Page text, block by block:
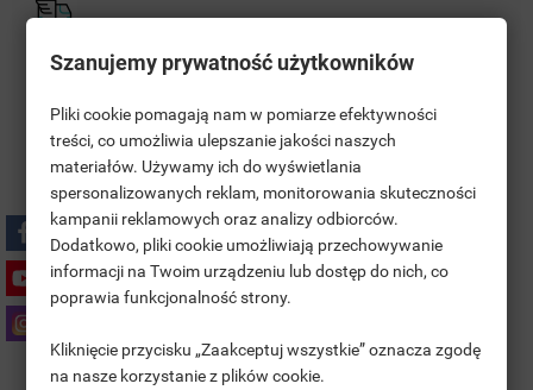
Polityka bezpieczeństwa
Zasady dostawy
Zasady zwrotu
MOJE LISTY ŻYCZEŃ
((TITLE))
((LABEL))
((CANCELTEXT))
SIGN IN
YOU NEED TO BE LOGGED IN TO SAVE PRODUCTS IN YOUR
WISHLIST.
((CANCELTEXT)) ((LOGINTEXT))
Szanujemy prywatność użytkowników
Pliki cookie pomagają nam w pomiarze efektywności
treści, co umożliwia ulepszanie jakości naszych
materiałów. Używamy ich do wyświetlania
spersonalizowanych reklam, monitorowania skuteczności
kampanii reklamowych oraz analizy odbiorców.
Dodatkowo, pliki cookie umożliwiają przechowywanie
informacji na Twoim urządzeniu lub dostęp do nich, co
poprawia funkcjonalność strony.
Kliknięcie przycisku „Zaakceptuj wszystkie” oznacza zgodę
na nasze korzystanie z plików cookie.